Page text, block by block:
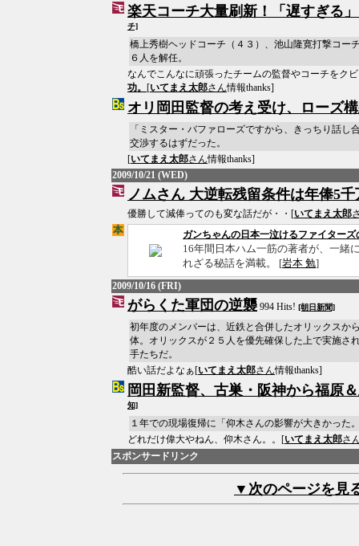
楽天コーチ大量刷新！「遅すぎる
チ]
橋上秀樹ヘッドコーチ（４３）、池山隆寛打撃コー
６人を解任。
なんでこんなに頑張ったチームの監督やコーチをク
功。 [いてまえ太郎さん情報thanks]
オリ岡田監督の考え受け、ローズ
「ミスター・バファローズですから、きっちり話し
交渉するはずだった。
[いてまえ太郎さん情報thanks]
2009/10/21 (WED)
ノムさん 大逆転残留条件は年俸5千
優勝して減俸ってのも変な話だが・・[いてまえ太郎
ガンちゃんの日本一泣けるファイターズ
16年間日本ハム一筋の著者が、一緒
れざる秘話を満載。 [岩本 勉]
2009/10/16 (FRI)
がらくた軍団の逆襲 994 Hits! [朝日新聞]
初年度のメンバーは、近鉄と合併したオリックスか
体。オリックスが２５人を優先確保した上で実施さ
手たちだ。
酷い話だよなぁ[いてまえ太郎さん情報thanks]
岡田新監督、古巣・阪神から福原
知]
１年での現場復帰に「仰木さんの影響が大きかった
どれだけ偉大やねん、仰木さん。。[いてまえ太郎さ
スポンサードリンク
▼次のページを見